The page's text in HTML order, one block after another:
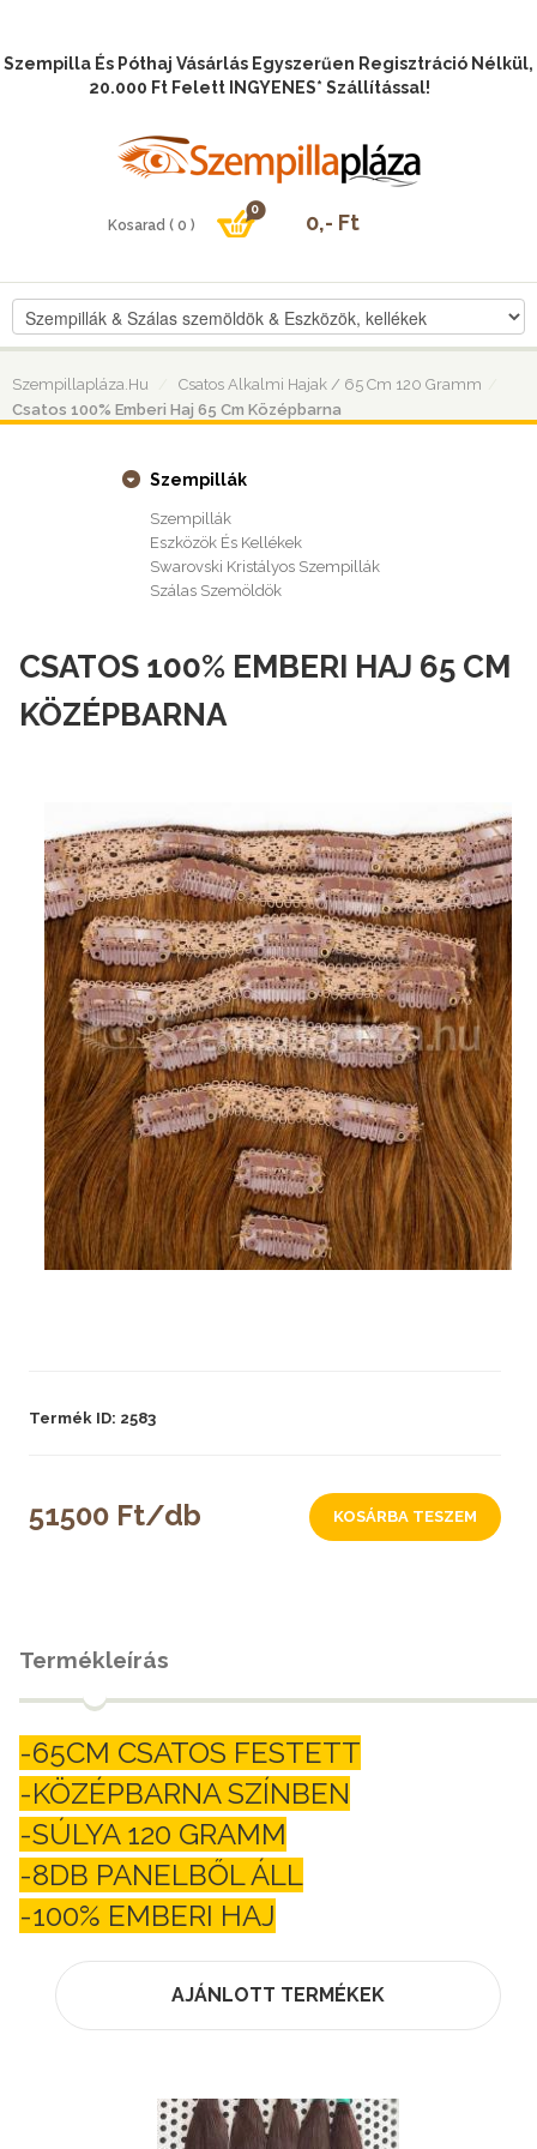
Szempilla És Póthaj Vásárlás Egyszerűen Regisztráció Nélkül,
20.000 Ft Felett INGYENES* Szállítással!
Szempillapláza.hu
Csatos Alkalmi Hajak / 65 Cm 120 Gramm
Csatos 100% Emberi Haj 65 Cm Középbarna
Szempillák
Szempillák
Eszközök És Kellékek
Swarovski Kristályos Szempillák
Szálas Szemöldök
CSATOS 100% EMBERI HAJ 65 CM
KÖZÉPBARNA
Termék ID: 2583
51500 Ft/db
Termékleírás
-65CM CSATOS FESTETT
-KÖZÉPBARNA SZÍNBEN
-SÚLYA 120 GRAMM
-8DB PANELBŐL ÁLL
-100% EMBERI HAJ
AJÁNLOTT TERMÉKEK